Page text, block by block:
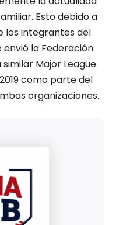
Esto debido a
los integrantes del
la Federación
Major League
como parte del
organizaciones.